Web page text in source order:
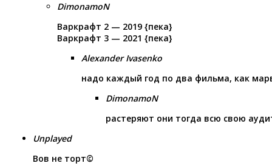
DimonamoN
Варкрафт 2 — 2019 {пека}
Варкрафт 3 — 2021 {пека}
Alexander Ivasenko
надо каждый год по два фильма, как
DimonamoN
растеряют они тогда всю свою
Unplayed
Вов не торт©